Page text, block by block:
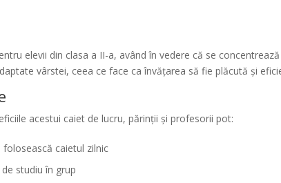
elevii din clasa a II-a, având în vedere că se
vârstei, ceea ce face ca învățarea să fie plăcută și
acestui caiet de lucru, părinții și profesorii pot:
caietul zilnic
studiu în grup